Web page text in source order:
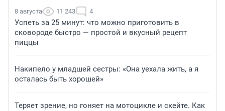
8 августа 11 243 4
Успеть за 25 минут: что можно приготовить в
сковороде быстро — простой и вкусный рецепт
пиццы
Накипело у младшей сестры: «Она уехала жить, а я
осталась быть хорошей»
Теряет зрение, но гоняет на мотоцикле и скейте. Как